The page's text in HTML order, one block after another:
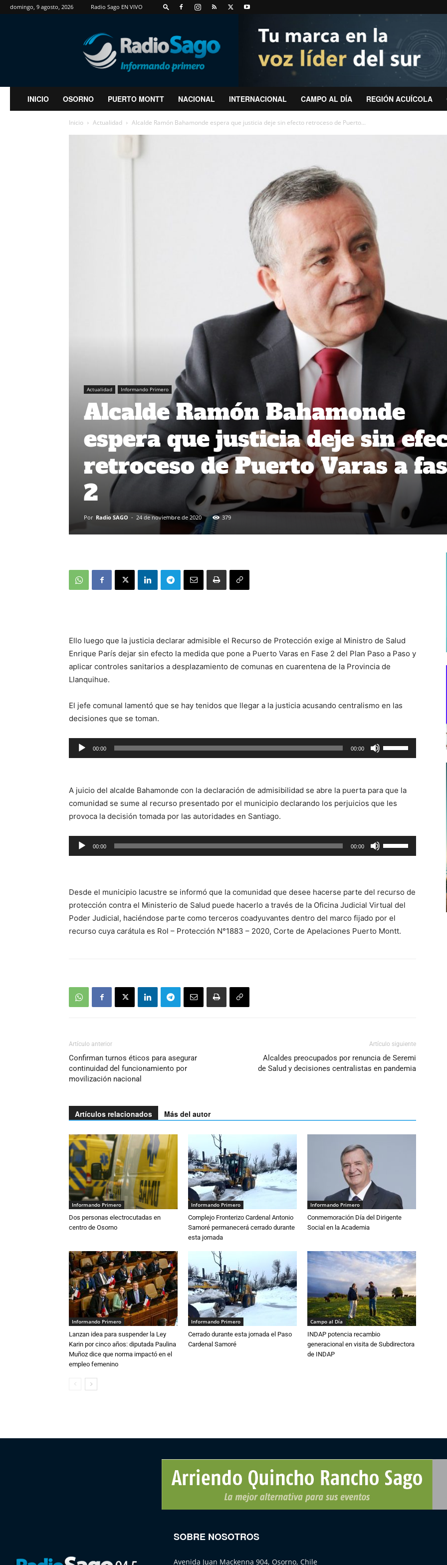
domingo, 9 agosto, 2026 Radio Sago EN VIVO
RadioSago
INICIO OSORNO PUERTO MONTT NACIONAL INTERNACIONAL CAMPO AL DÍA REGIÓN ACUÍCOLA
Inicio Actualidad Alcalde Ramón Bahamonde espera que justicia deje sin efecto retroceso de Puerto...
Actualidad Informando Primero
Alcalde Ramón Bahamonde
espera que justicia deje sin
retroceso de Puerto Varas a
2
Por Radio SAGO - 24 de noviembre de 2020 379
Ello luego que la justicia declarar admisible el Recurso de Protección exige al Ministro de Salud
Enrique París dejar sin efecto la medida que pone a Puerto Varas en Fase 2 del Plan Paso a Paso y
aplicar controles sanitarios a desplazamiento de comunas en cuarentena de la Provincia de
Llanquihue.
El jefe comunal lamentó que se hay tenidos que llegar a la justicia acusando centralismo en las
decisiones que se toman.
Reproductor
de
00:00 00:00
las
flecha
arriba/abajo
aumentar
o
A juicio del alcalde Bahamonde con la declaración de admisibilidad se abre la puerta para que la
comunidad se sume al recurso presentado por el municipio declarando los perjuicios que les
provoca la decisión tomada por las autoridades en Santiago.
Reproductor
de
00:00 00:00
las
flecha
arriba/abajo
para
aumentar
Desde el municipio lacustre se informó que la comunidad que desee hacerse parte del recurso de
protección contra el Ministerio de Salud puede hacerlo a través de la Oficina Judicial Virtual del
Poder Judicial, haciéndose parte como terceros coadyuvantes dentro del marco fijado por el
recurso cuya carátula es Rol – Protección N°1883 – 2020, Corte de Apelaciones Puerto Montt.
Artículo anterior
Confirman turnos éticos para asegurar
continuidad del funcionamiento por
movilización nacional
Artículo siguiente
Alcaldes preocupados por renuncia de Seremi
de Salud y decisiones centralistas en pandemia
Artículos relacionados Más del autor
Informando Primero
Dos personas electrocutadas en
centro de Osorno
Informando Primero
Complejo Fronterizo Cardenal Antonio
Samoré permanecerá cerrado durante
esta jornada
Informando Primero
Conmemoración Día del Dirigente
Social en la Academia
Informando Primero
Lanzan idea para suspender la Ley
Karin por cinco años: diputada Paulina
Muñoz dice que norma impactó en el
empleo femenino
Informando Primero
Cerrado durante esta jornada el Paso
Cardenal Samoré
Campo al Día
INDAP potencia recambio
generacional en visita de Subdirectora
de INDAP
SOBRE NOSOTROS
Avenida Juan Mackenna 904, Osorno, Chile